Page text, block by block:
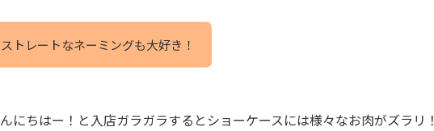
トレートなネーミングも大好き！
にちはー！と入店ガラガラするとショーケースには様々なお肉がズラリ！